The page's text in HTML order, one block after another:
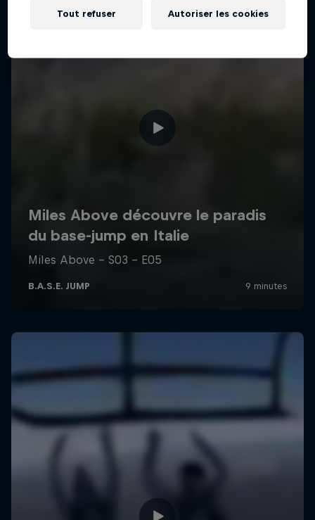
Tout refuser Autoriser les cookies